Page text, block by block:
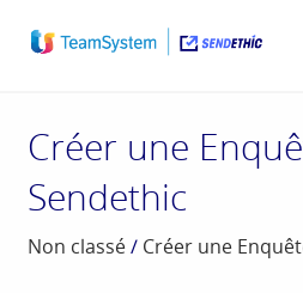
Créer une
Sendethic
Non classé/ Créer une